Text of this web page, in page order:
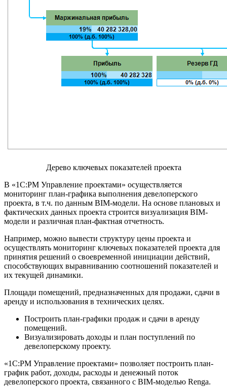
Дерево ключевых показателей проекта
В «1С:PM Управление проектами» осуществляется
мониторинг план-графика выполнения девелоперского
проекта, в т.ч. по данным BIM-модели. На основе плановых и
фактических данных проекта строится визуализация BIM-
модели и различная план-фактная отчетность.
Например, можно вывести структуру цены проекта и
осуществлять мониторинг ключевых показателей проекта для
принятия решений о своевременной инициации действий,
способствующих выравниванию соотношений показателей и
их текущей динамики.
Площади помещений, предназначенных для продажи, сдачи в
аренду и использования в технических целях.
Построить план-графики продаж и сдачи в аренду
помещений.
Визуализировать доходы и план поступлений по
девелоперскому проекту.
«1С:PM Управление проектами» позволяет построить план-
график работ, доходы, расходы и денежный поток
девелоперского проекта, связанного с BIM-моделью Renga.